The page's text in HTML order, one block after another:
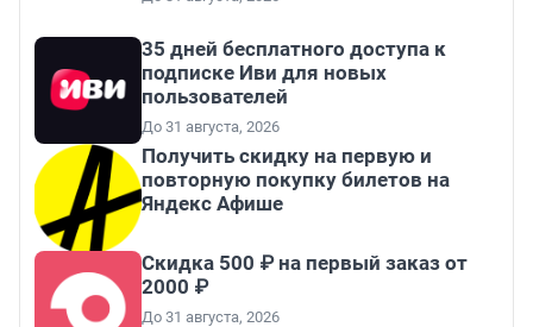
35 дней бесплатного доступа к
подписке Иви для новых
пользователей
До 31 августа, 2026
Получить скидку на первую и
повторную покупку билетов на
Яндекс Афише
Скидка 500 ₽ на первый заказ от
2000 ₽
До 31 августа, 2026